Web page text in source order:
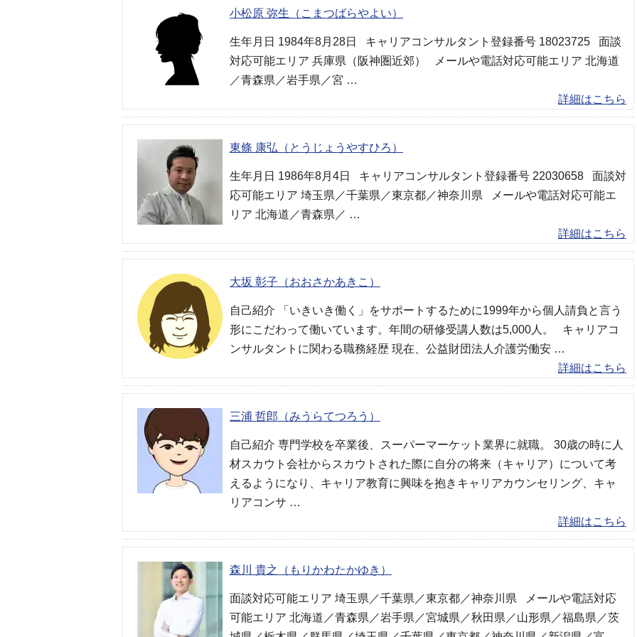
小松原 弥生（こまつばらやよい）
生年月日 1984年8月28日 キャリアコンサルタント登録番号 18023725 面談
対応可能エリア 兵庫県（阪神圏近郊） メールや電話対応可能エリア 北海道
／青森県／岩手県／宮 …
詳細はこちら
東條 康弘（とうじょうやすひろ）
生年月日 1986年8月4日 キャリアコンサルタント登録番号 22030658 面談対
応可能エリア 埼玉県／千葉県／東京都／神奈川県 メールや電話対応可能エ
リア 北海道／青森県／ …
詳細はこちら
大坂 彰子（おおさかあきこ）
自己紹介 「いきいき働く」をサポートするために1999年から個人請負と言う
形にこだわって働いています。年間の研修受講人数は5,000人。 キャリアコ
ンサルタントに関わる職務経歴 現在、公益財団法人介護労働安 …
詳細はこちら
三浦 哲郎（みうらてつろう）
自己紹介 専門学校を卒業後、スーパーマーケット業界に就職。 30歳の時に人
材スカウト会社からスカウトされた際に自分の将来（キャリア）について考
えるようになり、キャリア教育に興味を抱きキャリアカウンセリング、キャ
リアコンサ …
詳細はこちら
森川 貴之（もりかわたかゆき）
面談対応可能エリア 埼玉県／千葉県／東京都／神奈川県 メールや電話対応
可能エリア 北海道／青森県／岩手県／宮城県／秋田県／山形県／福島県／茨